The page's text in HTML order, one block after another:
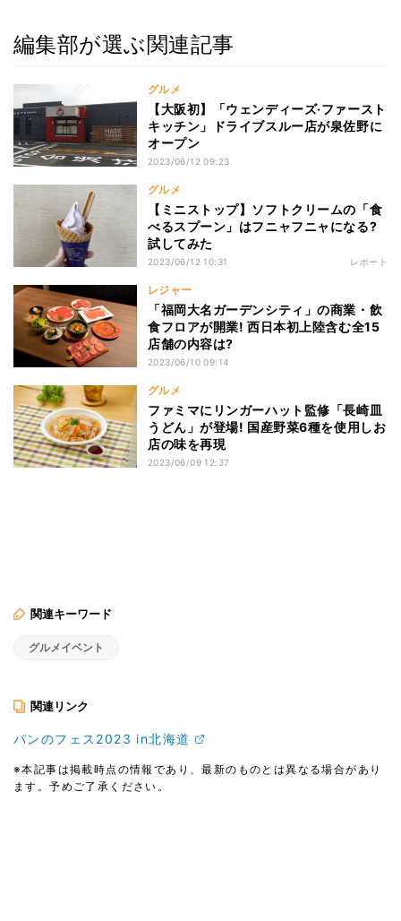
編集部が選ぶ関連記事
グルメ
【大阪初】「ウェンディーズ·ファースト
キッチン」ドライブスルー店が泉佐野に
オープン
2023/06/12 09:23
グルメ
【ミニストップ】ソフトクリームの「食
べるスプーン」はフニャフニャになる?
試してみた
2023/06/12 10:31 レポート
レジャー
「福岡大名ガーデンシティ」の商業・飲
食フロアが開業! 西日本初上陸含む全15
店舗の内容は?
2023/06/10 09:14
グルメ
ファミマにリンガーハット監修「長崎皿
うどん」が登場! 国産野菜6種を使用しお
店の味を再現
2023/06/09 12:37
関連キーワード
グルメイベント
関連リンク
パンのフェス2023 in北海道
※本記事は掲載時点の情報であり、最新のものとは異なる場合があり
ます。予めご了承ください。